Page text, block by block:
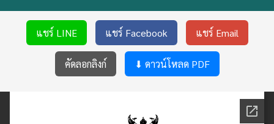
แชร์ LINE แชร์ Facebook แชร์ Email
คัดลอกลิงก์ ⬇ ดาวน์โหลด PDF